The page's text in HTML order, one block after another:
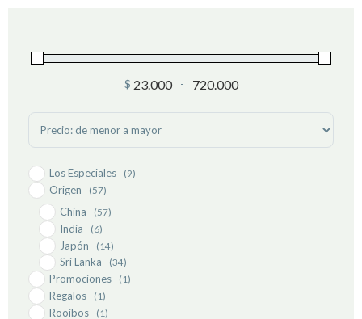
$ Minimum Price
23.000 -Maximum Price
720.000
Sort Products
Los Especiales (9)
Origen (57)
China (57)
India (6)
Japón (14)
Sri Lanka (34)
Promociones (1)
Regalos (1)
Rooibos (1)